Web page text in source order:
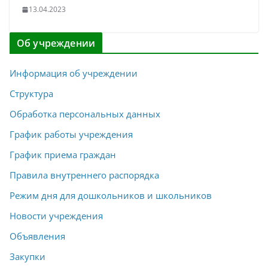
13.04.2023
Об учреждении
Информация об учреждении
Структура
Обработка персональных данных
График работы учреждения
График приема граждан
Правила внутреннего распорядка
Режим дня для дошкольников и школьников
Новости учреждения
Объявления
Закупки